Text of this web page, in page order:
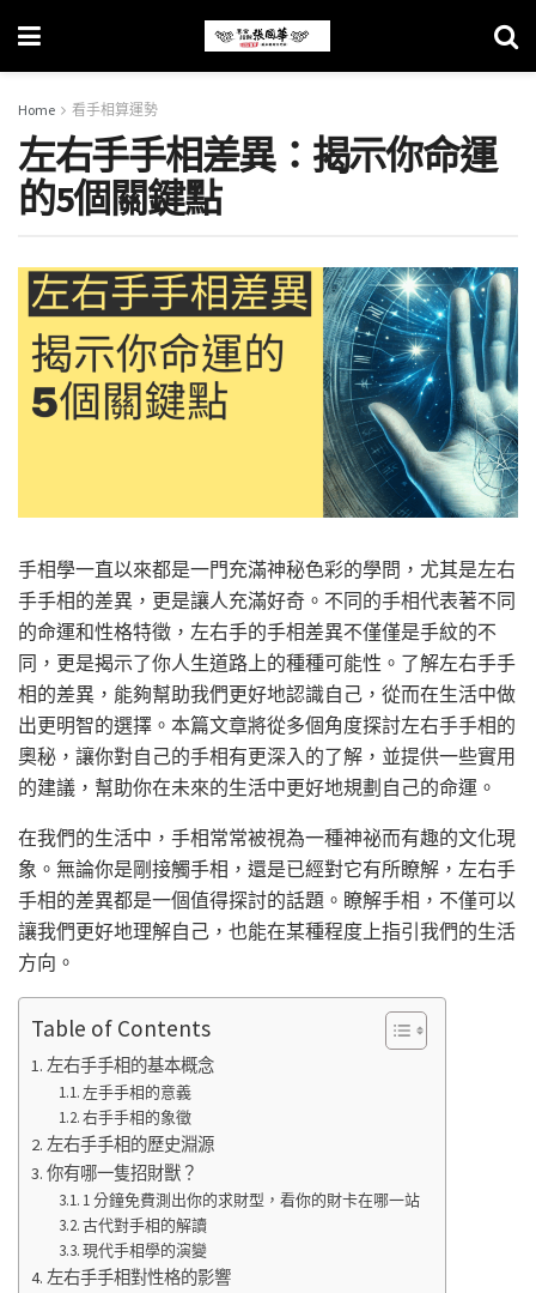
Home 看手相算運勢
左右手手相差異：揭示你命運
的5個關鍵點
手相學一直以來都是一門充滿神秘色彩的學問，尤其是左右
手手相的差異，更是讓人充滿好奇。不同的手相代表著不同
的命運和性格特徵，左右手的手相差異不僅僅是手紋的不
同，更是揭示了你人生道路上的種種可能性。了解左右手手
相的差異，能夠幫助我們更好地認識自己，從而在生活中做
出更明智的選擇。本篇文章將從多個角度探討左右手手相的
奧秘，讓你對自己的手相有更深入的了解，並提供一些實用
的建議，幫助你在未來的生活中更好地規劃自己的命運。
在我們的生活中，手相常常被視為一種神祕而有趣的文化現
象。無論你是剛接觸手相，還是已經對它有所瞭解，左右手
手相的差異都是一個值得探討的話題。瞭解手相，不僅可以
讓我們更好地理解自己，也能在某種程度上指引我們的生活
方向。
Table of Contents
左右手手相的基本概念
左手手相的意義
右手手相的象徵
左右手手相的歷史淵源
你有哪一隻招財獸？
1 分鐘免費測出你的求財型，看你的財卡在哪一站
古代對手相的解讀
現代手相學的演變
左右手手相對性格的影響